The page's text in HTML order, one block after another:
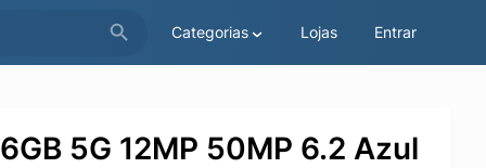
Categorias Lojas Entrar
5G 12MP 50MP 6.2 Azul